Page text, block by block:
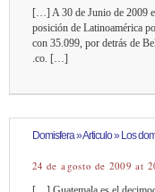
[…] A 30 de Junio de 2009
posición de Latinoamérica
con 35.099, por detrás de
.co. […]
Domisfera » Articulo » Los
24 de agosto de 2009 at